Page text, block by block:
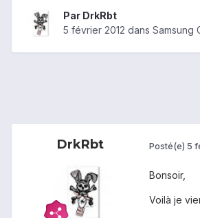
Par DrkRbt
5 février 2012 dans Samsung
DrkRbt Posté(e) 5
Bonsoir,
Voilà je